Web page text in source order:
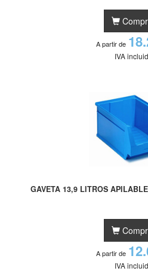
A partir de
IVA
GAVETA 13,9 LITROS
A partir de
IVA